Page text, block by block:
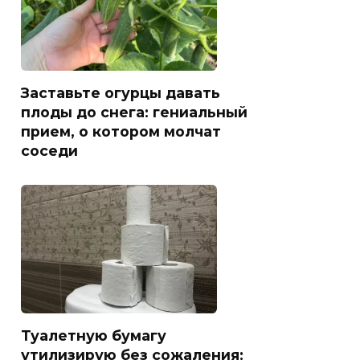
Заставьте огурцы давать
плоды до снега: гениальный
прием, о котором молчат
соседи
Туалетную бумагу
утилизирую без сожаления: